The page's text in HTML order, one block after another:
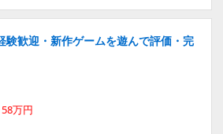
験歓迎・新作ゲームを遊んで評価・完
万円